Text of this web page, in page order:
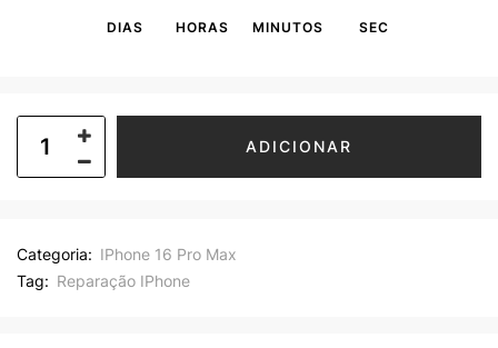
DIAS HORAS MINUTOS SEC
ADICIONAR
Categoria: IPhone 16 Pro Max
Tag: Reparação IPhone